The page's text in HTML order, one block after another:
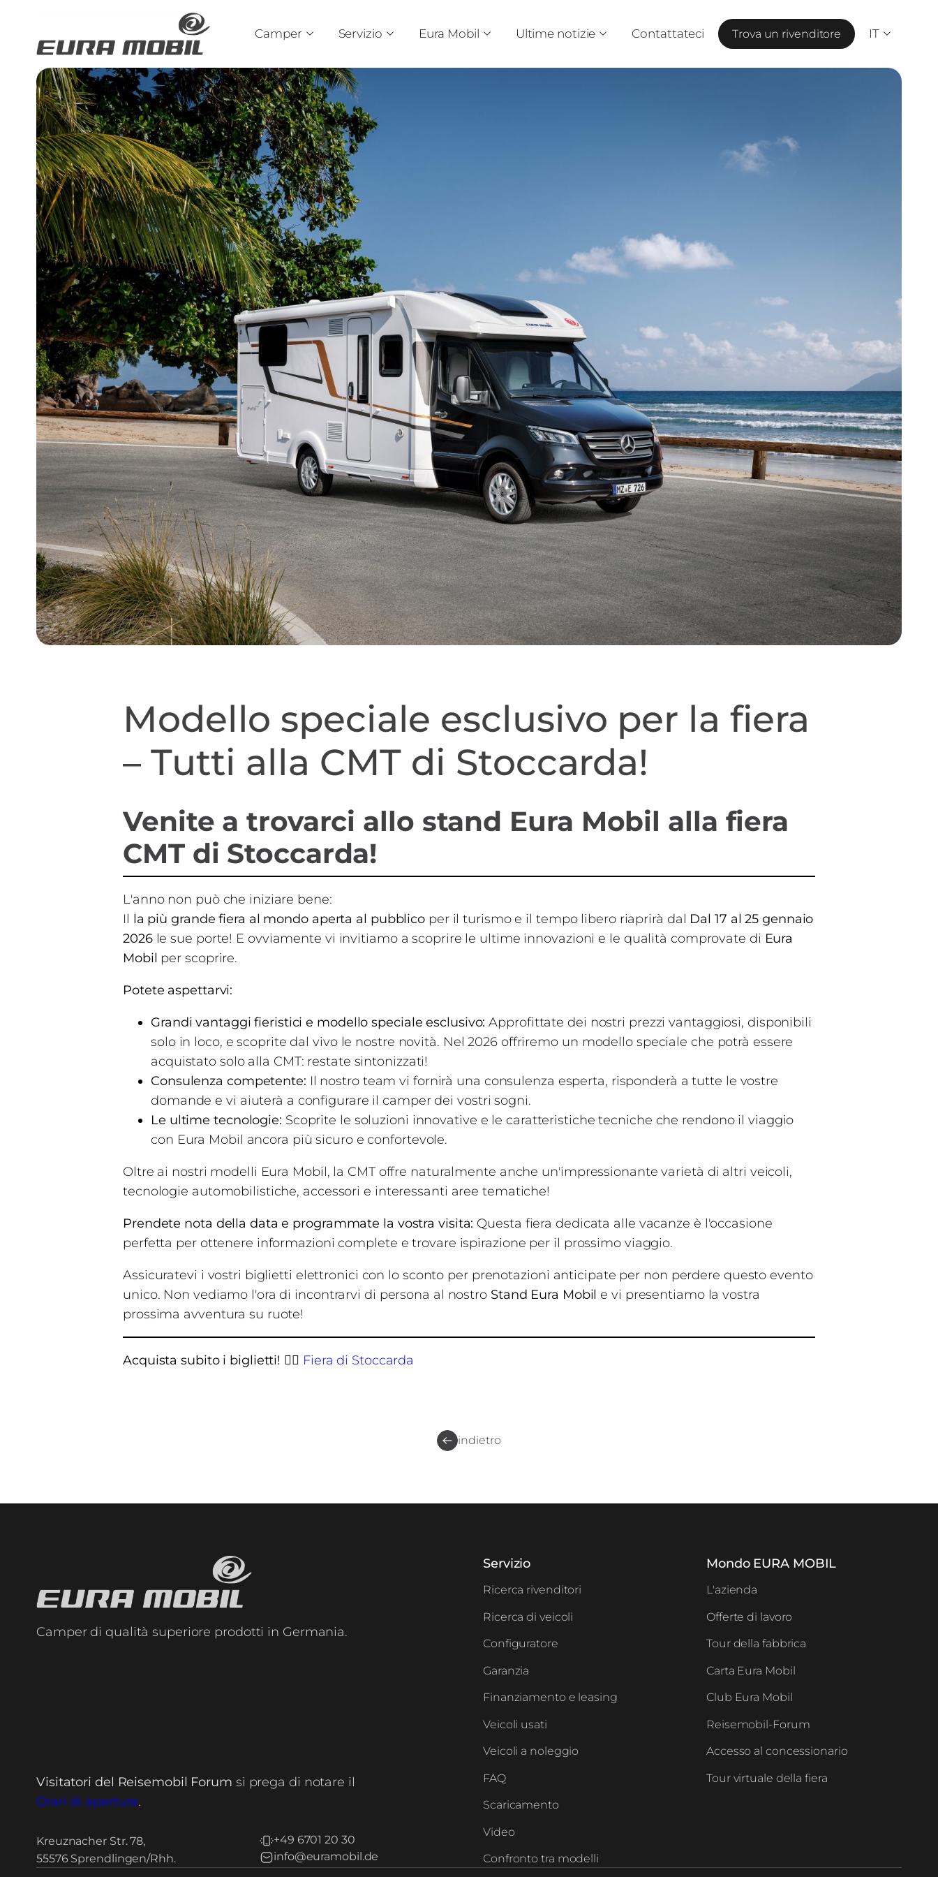
Camper Servizio Eura Mobil Ultime notizie Contattateci Trova un rivenditore IT
Modello speciale esclusivo per la fiera
– Tutti alla CMT di Stoccarda!
Venite a trovarci allo stand Eura Mobil alla fiera
CMT di Stoccarda!
L'anno non può che iniziare bene:
Il la più grande fiera al mondo aperta al pubblico per il turismo e il tempo libero riaprirà dal Dal 17 al 25 gennaio
2026le sue porte! E ovviamente vi invitiamo a scoprire le ultime innovazioni e le qualità comprovate di Eura
Mobil per scoprire.
Potete aspettarvi:
Grandi vantaggi fieristici e modello speciale esclusivo:Approfittate dei nostri prezzi vantaggiosi, disponibili
solo in loco, e scoprite dal vivo le nostre novità. Nel 2026 offriremo un modello speciale che potrà essere
acquistato solo alla CMT: restate sintonizzati!
Consulenza competente: Il nostro team vi fornirà una consulenza esperta, risponderà a tutte le vostre
domande e vi aiuterà a configurare il camper dei vostri sogni.
Le ultime tecnologie: Scoprite le soluzioni innovative e le caratteristiche tecniche che rendono il viaggio
con Eura Mobil ancora più sicuro e confortevole.
Oltre ai nostri modelli Eura Mobil, la CMT offre naturalmente anche un'impressionante varietà di altri veicoli,
tecnologie automobilistiche, accessori e interessanti aree tematiche!
Prendete nota della data e programmate la vostra visita: Questa fiera dedicata alle vacanze è l'occasione
perfetta per ottenere informazioni complete e trovare ispirazione per il prossimo viaggio.
Assicuratevi i vostri biglietti elettronici con lo sconto per prenotazioni anticipate per non perdere questo evento
unico. Non vediamo l'ora di incontrarvi di persona al nostro Stand Eura Mobil e vi presentiamo la vostra
prossima avventura su ruote!
Acquista subito i biglietti! 👉🏻 Fiera di Stoccarda
indietro
Camper di qualità superiore prodotti in Germania.
Visitatori del Reisemobil Forum si prega di notare il
Orari di apertura.
Kreuznacher Str. 78,
55576 Sprendlingen/Rhh.
+49 6701 20 30
info@euramobil.de
Servizio
Ricerca rivenditori
Ricerca di veicoli
Configuratore
Garanzia
Finanziamento e leasing
Veicoli usati
Veicoli a noleggio
FAQ
Scaricamento
Video
Confronto tra modelli
Mondo EURA MOBIL
L'azienda
Offerte di lavoro
Tour della fabbrica
Carta Eura Mobil
Club Eura Mobil
Reisemobil-Forum
Accesso al concessionario
Tour virtuale della fiera